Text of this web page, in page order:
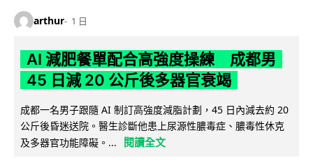
arthur 1 日
AI 減肥餐單配合高強度操練 成都男
45 日減 20 公斤後多器官衰竭
成都一名男子跟隨 AI 制訂高強度減脂計劃，45 日內減去約 20
公斤後昏迷送院。醫生診斷他患上尿源性膿毒症、膿毒性休克
及多器官功能障礙。...
閱讀全文